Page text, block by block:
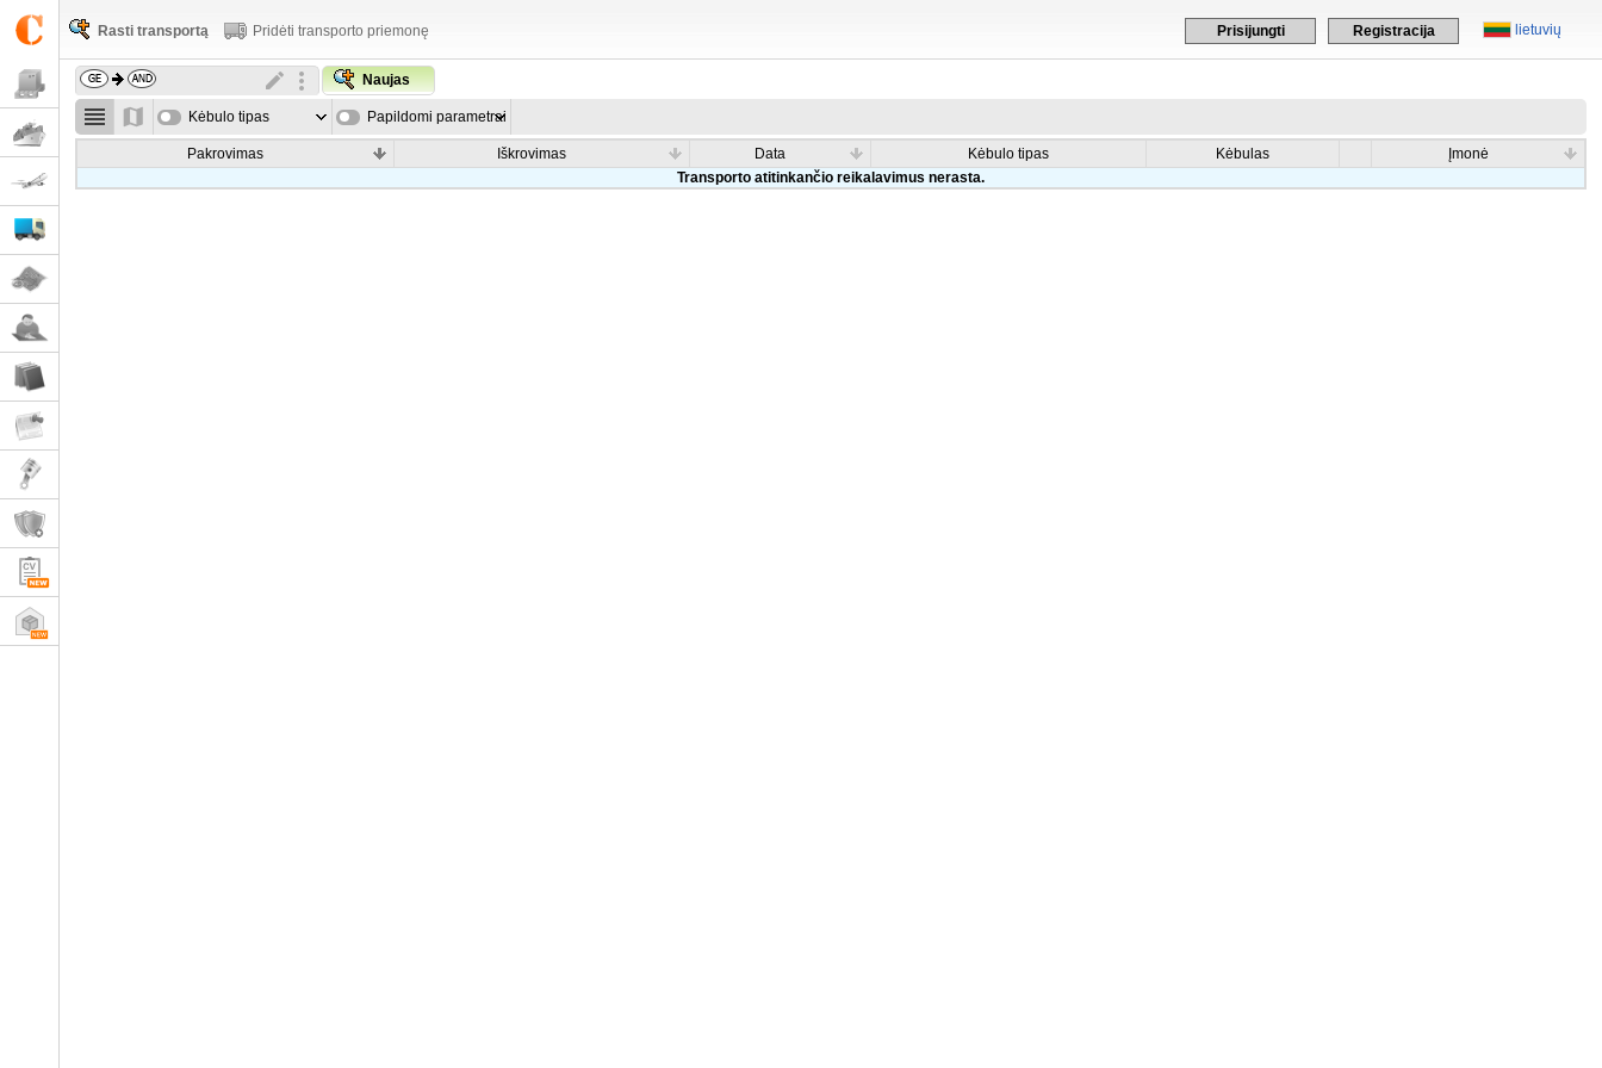
lietuvių
Prisijungti Registracija
Rasti transportą Pridėti transporto priemonę
Naujas
Kėbulo tipas Papildomi parametrai
Pakrovimas Iškrovimas Data Kėbulo tipas Kėbulas
Įmonė
Transporto atitinkančio reikalavimus nerasta.